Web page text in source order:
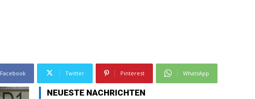
Facebook Twitter Pinterest WhatsApp
NEUESTE NACHRICHTEN